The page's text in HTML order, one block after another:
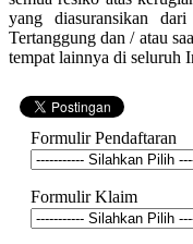
Asuransi Tanggung Gugat
Produk
Asuransi Tanggung Gugat
Asuransi Profesi
Asuransi Tanggung Gugat
Majikan
Asuransi Jaminan Pemilik
Proyek
yang diasuransikan
Tertanggung dan / atau
tempat lainnya di seluruh
Formulir Pendaftaran
Formulir Klaim